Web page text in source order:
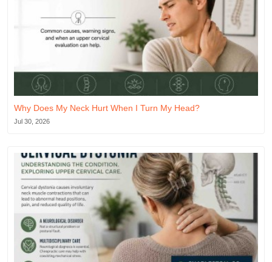
Why Does My Neck Hurt When I Turn My Head?
Jul 30, 2026